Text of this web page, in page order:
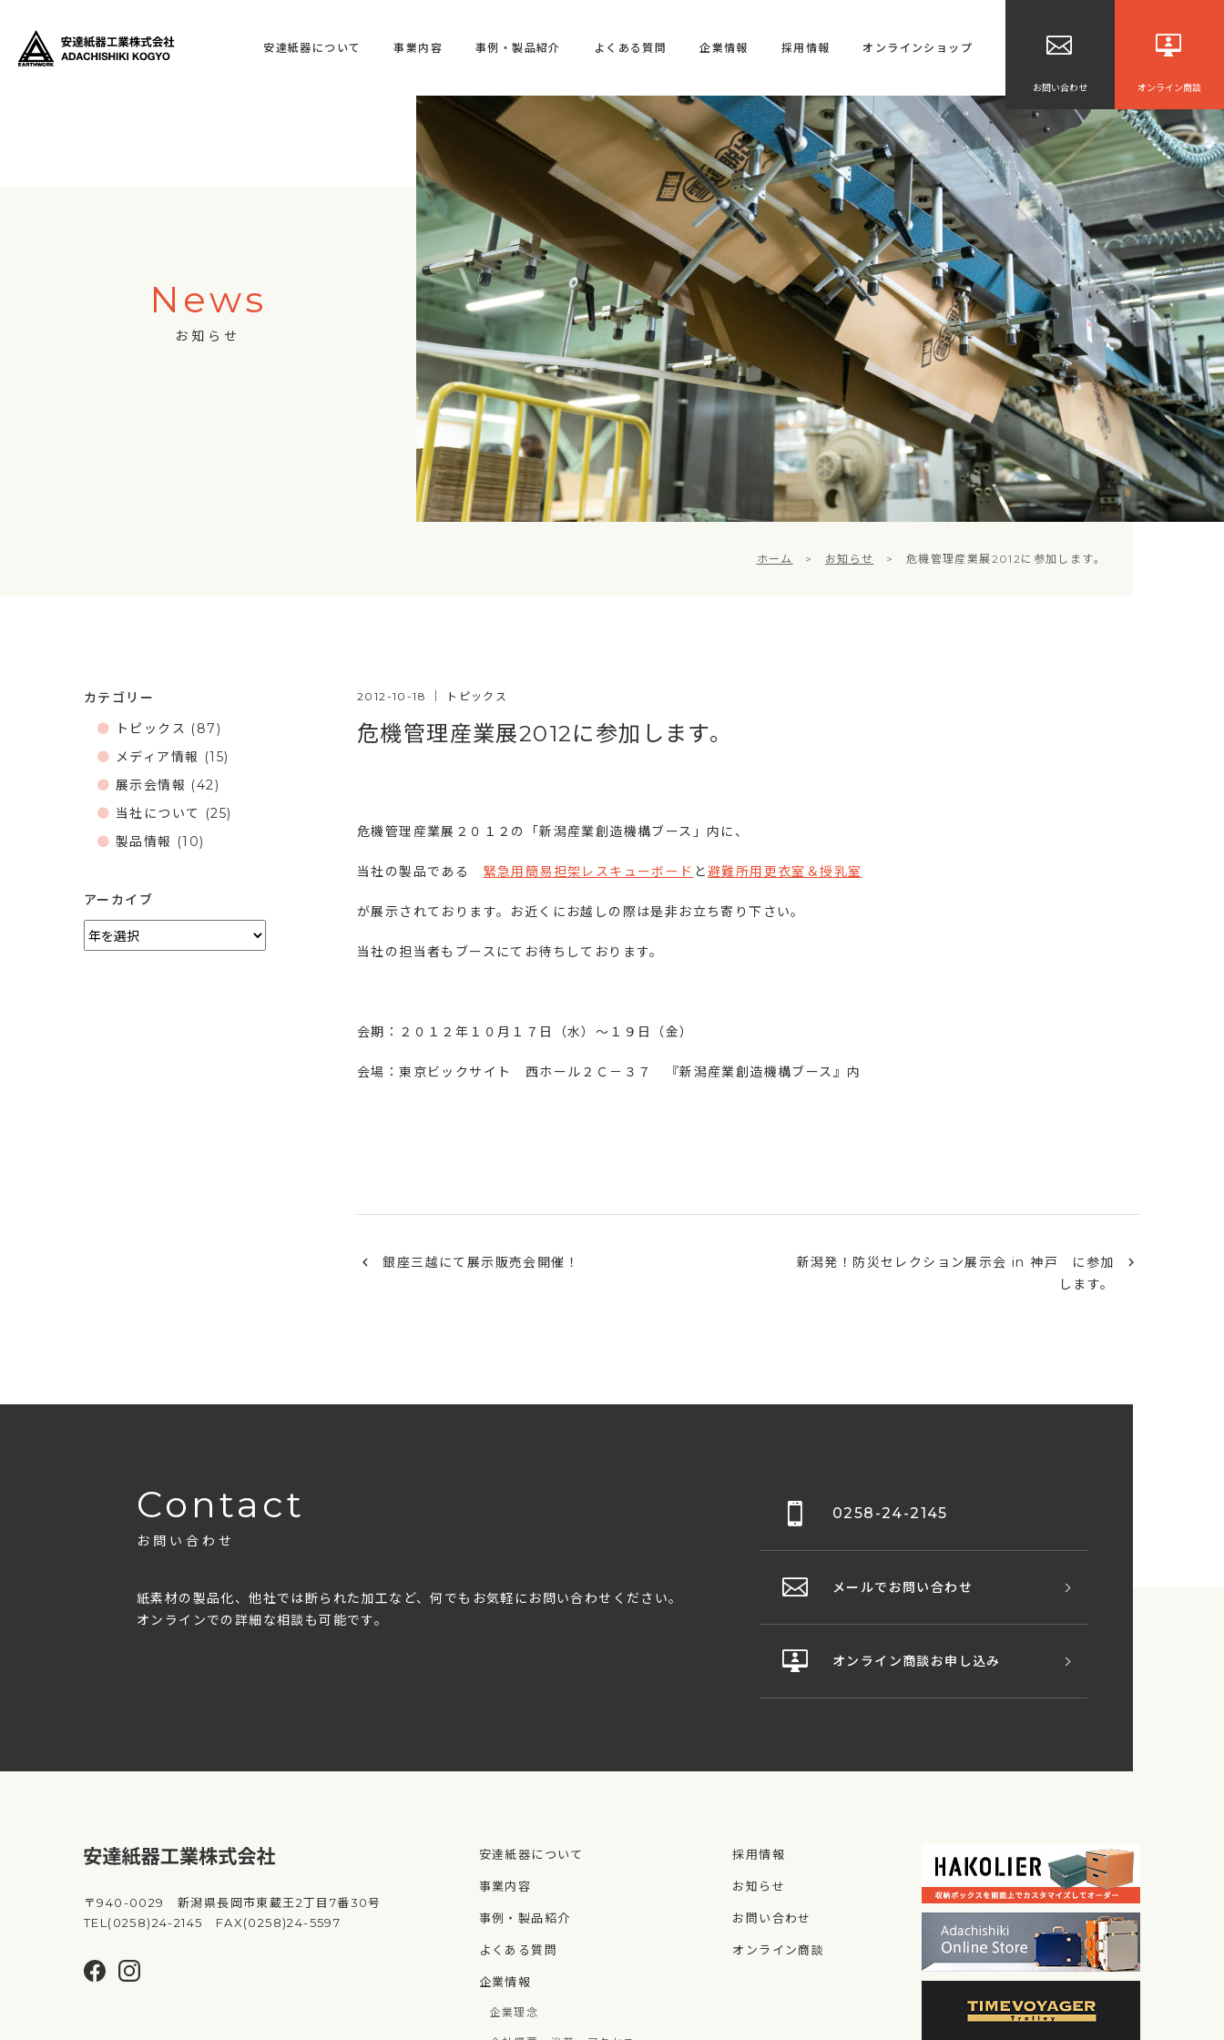
安達紙器について 事業内容 事例・製品紹介 よくある質問 企業情報 採用情報 オンラインショップ
お問い合わせ オンライン商談
News
お知らせ
ホーム > お知らせ > 危機管理産業展2012に参加します。
2012-10-18 トピックス
危機管理産業展2012に参加します。
危機管理産業展２０１２の「新潟産業創造機構ブース」内に、
当社の製品である 緊急用簡易担架レスキューボード と避難所用更衣室＆授乳室
が展示されております。お近くにお越しの際は是非お立ち寄り下さい。
当社の担当者もブースにてお待ちしております。
会期：２０１２年１０月１７日（水）～１９日（金）
会場：東京ビックサイト 西ホール２Ｃ－３７ 『新潟産業創造機構ブース』内
銀座三越にて展示販売会開催！
新潟発！防災セレクション展示会 in 神戸 に参加
します。
カテゴリー
トピックス (87)
メディア情報 (15)
展示会情報 (42)
当社について
(25)
製品情報 (10)
アーカイブ
Contact
お問い合わせ
紙素材の製品化、他社では断られた加工など、何でもお気軽にお問い合わせください。
オンラインでの詳細な相談も可能です。
0258-24-2145
メールでお問い合わせ
オンライン商談お申し込み
〒940-0029 新潟県長岡市東蔵王2丁目7番30号
TEL(0258)24-2145 FAX(0258)24-5597
安達紙器について
事業内容
事例・製品紹介
よくある質問
企業情報
企業理念
採用情報
お知らせ
お問い合わせ
オンライン商談